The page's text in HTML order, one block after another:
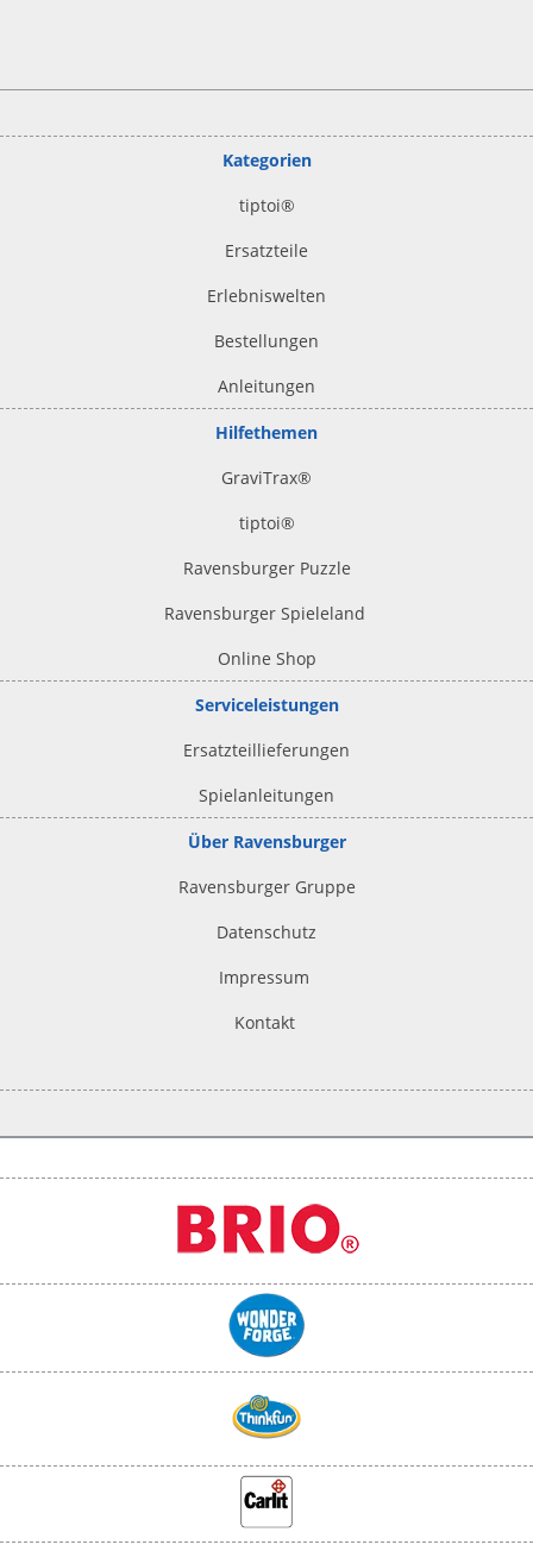
Kategorien
tiptoi®
Ersatzteile
Erlebniswelten
Bestellungen
Anleitungen
Hilfethemen
GraviTrax®
tiptoi®
Ravensburger Puzzle
Ravensburger Spieleland
Online Shop
Serviceleistungen
Ersatzteillieferungen
Spielanleitungen
Über Ravensburger
Ravensburger Gruppe
Datenschutz
Impressum
Kontakt